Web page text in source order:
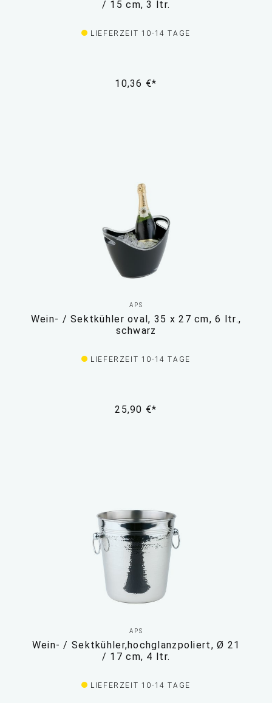
/ 15 cm, 3 ltr.
LIEFERZEIT 10-14 TAGE
10,36 €*
APS
Wein- / Sektkühler oval, 35 x 27 cm, 6 ltr.,
schwarz
LIEFERZEIT 10-14 TAGE
25,90 €*
APS
Wein- / Sektkühler,hochglanzpoliert, Ø 21
/ 17 cm, 4 ltr.
LIEFERZEIT 10-14 TAGE